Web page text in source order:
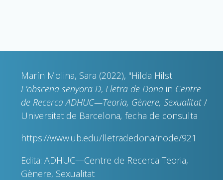
Marín Molina, Sara (2022), "Hilda Hilst.
L'obscena senyora D, Lletra de Dona in Centre
de Recerca ADHUC—Teoria, Gènere, Sexualitat /
Universitat de Barcelona, fecha de consulta
https://www.ub.edu/lletradedona/node/921
Edita: ADHUC—Centre de Recerca Teoria,
Gènere, Sexualitat